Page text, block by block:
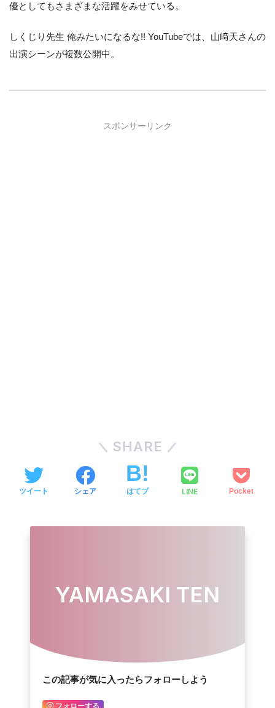
優としてもさまざまな活躍をみせている。
しくじり先生 俺みたいになるな!! YouTubeでは、山﨑天さんの
出演シーンが複数公開中。
スポンサーリンク
SHARE
ツイート シェア はてブ LINE Pocket
YAMASAKI TEN
この記事が気に入ったらフォローしよう
フォローする